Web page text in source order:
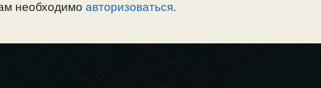
необходимо авторизоваться.